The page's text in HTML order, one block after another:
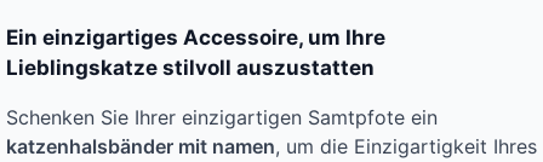
Ein einzigartiges Accessoire, um Ihre
Lieblingskatze stilvoll auszustatten
Schenken Sie Ihrer einzigartigen Samtpfote ein
katzenhalsbänder mit namen, um die Einzigartigkeit Ihres